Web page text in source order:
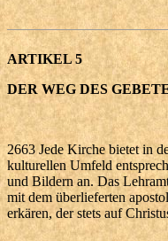
ARTIKEL 5
DER WEG DES
2663 Jede Kirche bietet in
kulturellen Umfeld
und Bildern an. Das
mit dem überlieferten
erkären, der stets auf